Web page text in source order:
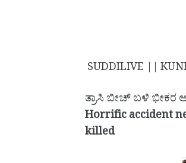
SUDDILIVE ||
ತ್ರಾಸಿ ಬೀಚ್ ಬಳಿ ಭೀಕರ
Horrific accident
killed